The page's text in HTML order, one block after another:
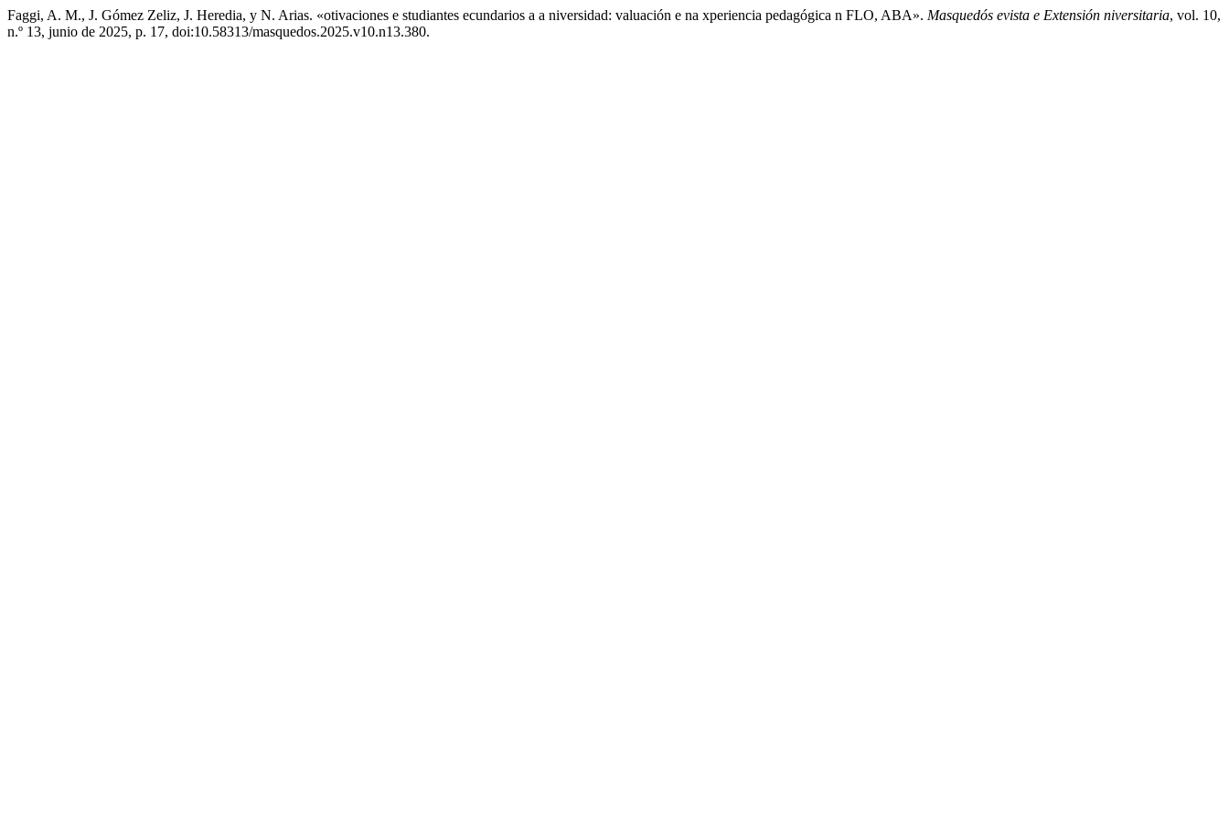
Faggi, A. M., J. Gómez Zeliz, J. Heredia, y N. Arias. «otivaciones e studiantes ecundarios a a niversidad: valuación e na xperiencia pedagógica n FLO, ABA». Masquedós evista e Extensión niversitaria, vol. 10,
n.º 13, junio de 2025, p. 17, doi:10.58313/masquedos.2025.v10.n13.380.